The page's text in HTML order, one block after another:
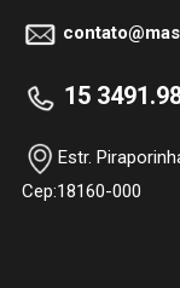
15
Estr.
Cep:18160-000